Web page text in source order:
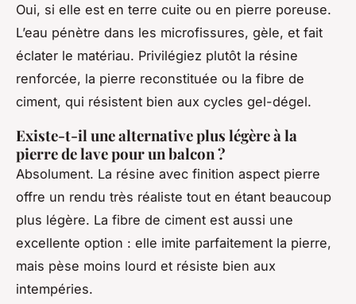
Oui, si elle est en terre cuite ou en pierre poreuse.
L’eau pénètre dans les microfissures, gèle, et fait
éclater le matériau. Privilégiez plutôt la résine
renforcée, la pierre reconstituée ou la fibre de
ciment, qui résistent bien aux cycles gel-dégel.
Existe-t-il une alternative plus légère à la
pierre de lave pour un balcon ?
Absolument. La résine avec finition aspect pierre
offre un rendu très réaliste tout en étant beaucoup
plus légère. La fibre de ciment est aussi une
excellente option : elle imite parfaitement la pierre,
mais pèse moins lourd et résiste bien aux
intempéries.